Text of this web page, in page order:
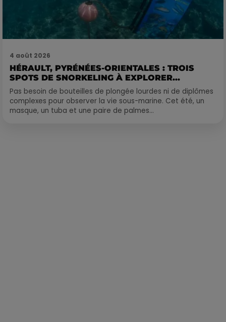
4 août 2026
HÉRAULT, PYRÉNÉES-ORIENTALES : TROIS
SPOTS DE SNORKELING À EXPLORER...
Pas besoin de bouteilles de plongée lourdes ni de diplômes
complexes pour observer la vie sous-marine. Cet été, un
masque, un tuba et une paire de palmes...